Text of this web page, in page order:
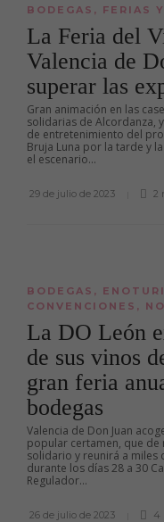
BODEGAS , FERIAS
La Feria del
Valencia de
superar las
Gran animación en las
solidarias de Alcordanza,
de entretenimiento del
Bruja Luna por la tarde y
el escenario...
29 de julio de 2023 2
BODEGAS ,
CONVENCIONES ,
La DO León
de sus vinos
gran feria
bodegas
Valencia de Don Juan
popular certamen, que de
solidario y reunirá a miles
durante los días 28 a 30
Regulador...
26 de julio de 2023 4